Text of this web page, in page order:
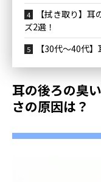
【拭き取り】
ズ2選！
【30代〜40代
耳の後ろの臭
さの原因は？